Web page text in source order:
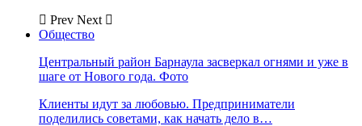
Prev Next
Общество
Центральный район Барнаула засверкал огнями и уже в
шаге от Нового года. Фото
Клиенты идут за любовью. Предприниматели
поделились советами, как начать дело в…